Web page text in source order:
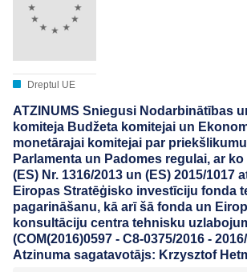
Dreptul UE
ATZINUMS Sniegusi Nodarbinātības
komiteja Budžeta komitejai un
monetārajai komitejai par
Parlamenta un Padomes regulai, ar
(ES) Nr. 1316/2013 un (ES) 2015/1017
Eiropas Stratēģisko investīciju fonda
pagarināšanu, kā arī šā fonda un
konsultāciju centra tehnisku
(COM(2016)0597 - C8-0375/2016 -
Atzinuma sagatavotājs: Krzysztof